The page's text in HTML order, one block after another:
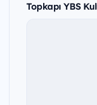
Topkapı YBS